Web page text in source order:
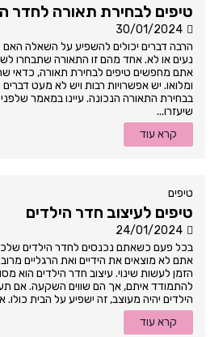
טיפים לבחירת תאורה לחדר
30/01/2024
הרבה דברים יכולים להשפיע על השאלה האם
נעים או לא. אחד מהם זו התאורה שתבחרו
אתם מחפשים טיפים לבחירת תאורה, כדאי
ומלואו. יש אפשרויות רבות ויש לא מעט
בבחירת התאורה הנכונה. עיינו במאמר
שיעזרו...
קרא עוד
טיפים
טיפים לעיצוב חדר הילדים
24/01/2024
בכל פעם כשאתם נכנסים לחדר הילדים
אתם לא מוצאים את הידיים ואת הרגליים
הזמן לעשות שינוי. עיצוב חדר הילדים הוא
להתמודד איתם, אך הם שווים השקעה. אם
הילדים יהיה מעוצב, זה ישפיע על הבית
קרא עוד